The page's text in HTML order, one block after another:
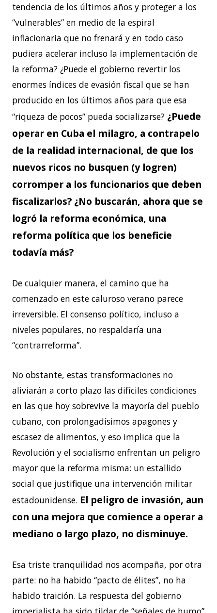
tendencia de los últimos años y proteger a los
“vulnerables” en medio de la espiral
inflacionaria que no frenará y en todo caso
pudiera acelerar incluso la implementación de
la reforma? ¿Puede el gobierno revertir los
enormes índices de evasión fiscal que se han
producido en los últimos años para que esa
“riqueza de pocos” pueda socializarse? ¿Puede
operar en Cuba el milagro, a contrapelo
de la realidad internacional, de que los
nuevos ricos no busquen (y logren)
corromper a los funcionarios que deben
fiscalizarlos? ¿No buscarán, ahora que se
logró la reforma económica, una
reforma política que los beneficie
todavía más?
De cualquier manera, el camino que ha
comenzado en este caluroso verano parece
irreversible. El consenso político, incluso a
niveles populares, no respaldaría una
“contrarreforma”.
No obstante, estas transformaciones no
aliviarán a corto plazo las difíciles condiciones
en las que hoy sobrevive la mayoría del pueblo
cubano, con prolongadísimos apagones y
escasez de alimentos, y eso implica que la
Revolución y el socialismo enfrentan un peligro
mayor que la reforma misma: un estallido
social que justifique una intervención militar
estadounidense. El peligro de invasión, aun
con una mejora que comience a operar a
mediano o largo plazo, no disminuye.
Esa triste tranquilidad nos acompaña, por otra
parte: no ha habido “pacto de élites”, no ha
habido traición. La respuesta del gobierno